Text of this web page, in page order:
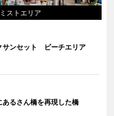
ストエリア
サンセット ビーチエリア
あるさん橋を再現した橋